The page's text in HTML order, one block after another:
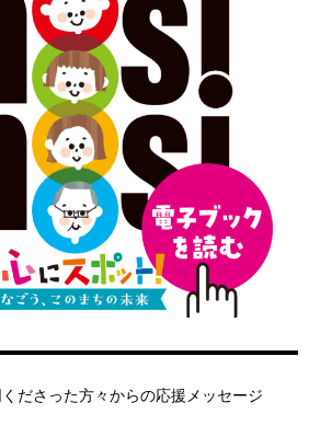
ださった方々からの応援メッセージ